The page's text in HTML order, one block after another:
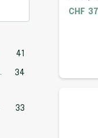
41
34
33
CHF